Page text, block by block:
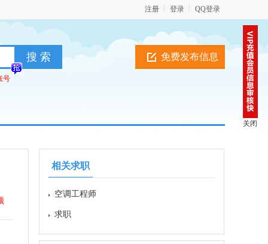
QQ登录
登录
注册
免费发布信息
号
相关求职
空调工程师
求职
关闭